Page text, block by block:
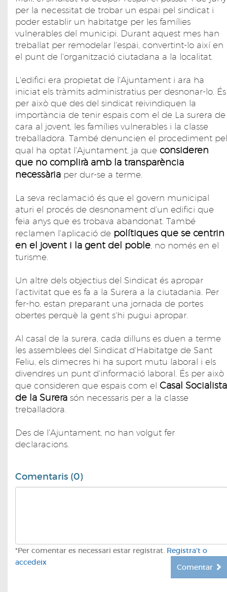
per la necessitat de trobar un espai pel sindicat i
poder establir un habitatge per les famílies
vulnerables del municipi. Durant aquest mes han
treballat per remodelar l'espai, convertint-lo així en
el punt de l'organització ciutadana a la localitat.
L'edifici era propietat de l'Ajuntament i ara ha
iniciat els tràmits administratius per desnonar-lo. És
per això que des del sindicat reivindiquen la
importància de tenir espais com el de La surera de
cara al jovent, les famílies vulnerables i la classe
treballadora. També denuncien el procediment pel
qual ha optat l'Ajuntament, ja que consideren
que no complirà amb la transparència
necessària per dur-se a terme.
La seva reclamació és que el govern municipal
aturi el procés de desnonament d'un edifici que
feia anys que es trobava abandonat. També
reclamen l'aplicació de polítiques que se centrin
en el jovent i la gent del poble , no només en el
turisme.
Un altre dels objectius del Sindicat és apropar
l'activitat que es fa a la Surera a la ciutadania. Per
fer-ho, estan preparant una jornada de portes
obertes perquè la gent s'hi pugui apropar.
Al casal de la surera, cada dilluns es duen a terme
les assemblees del Sindicat d'Habitatge de Sant
Feliu, els dimecres hi ha suport mutu laboral i els
divendres un punt d'informació laboral. És per això
que consideren que espais com el Casal Socialista
de la Surera són necessaris per a la classe
treballadora.
Des de l'Ajuntament, no han volgut fer
declaracions.
Comentaris (0)
*Per comentar es necessari estar registrat. Registra't o
accedeix
Comentar